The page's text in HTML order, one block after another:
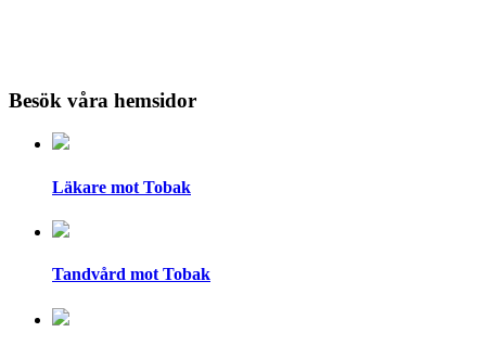
Besök våra hemsidor
Läkare mot Tobak
Tandvård mot Tobak